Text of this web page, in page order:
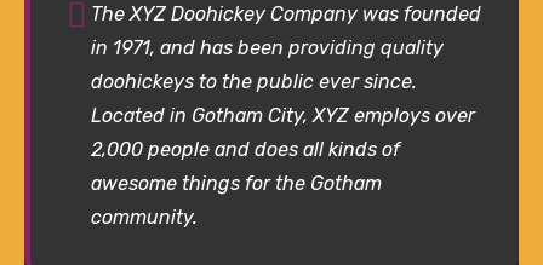
The XYZ Doohickey Company was founded
in 1971, and has been providing quality
doohickeys to the public ever since.
Located in Gotham City, XYZ employs over
2,000 people and does all kinds of
awesome things for the Gotham
community.